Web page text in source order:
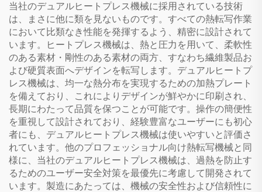
当社のデュアルヒートプレス機械に採用されている技術
は、まさに他に類を見ないものです。すべての熱転写作業
において比類なき性能を発揮するよう、精密に設計されて
います。ヒートプレス機械は、熱と圧力を用いて、柔軟性
のある素材・剛性のある素材の両方、すなわち繊維製品お
よび硬質表面へデザインを転写します。デュアルヒートプ
レス機械は、均一な熱分布を実現するための加熱プレート
を備えており、これによりデザインが鮮やかに印刷され、
長期にわたって品質を保つことが可能です。操作の簡便性
を重視して設計されており、経験豊富なユーザーにも初心
者にも、デュアルヒートプレス機械は使いやすいと評価さ
れています。他のプロフェッショナル向け熱転写機械と同
様に、当社のデュアルヒートプレス機械は、過熱を防止す
るためのユーザー安全対策を最優先に考慮して開発されて
います。製造にあたっては、機械の安全性および信頼性に